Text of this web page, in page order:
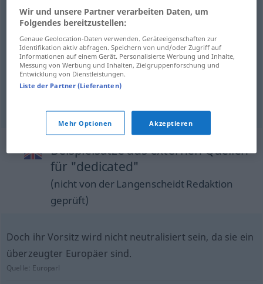
einsatzfreudig dedicatedemployeeetc
engagiert dedicatedadvocateetc
Beispielsätze aus externen Quellen
für "dedicated"
(nicht von der Langenscheidt Redaktion
geprüft)
Doch ihr Vorsitz wird nicht neutralisiert sein, da sie ein
überzeugter Europäer sind.
Quelle: Europarl
Wir und unsere Partner verarbeiten Daten, um
Folgendes bereitzustellen:
Genaue Geolocation-Daten verwenden. Geräteeigenschaften zur
Identifikation aktiv abfragen. Speichern von und/oder Zugriff auf
Informationen auf einem Gerät. Personalisierte Werbung und Inhalte,
Messung von Werbung und Inhalten, Zielgruppenforschung und
Entwicklung von Dienstleistungen.
Liste der Partner (Lieferanten)
Mehr Optionen Akzeptieren